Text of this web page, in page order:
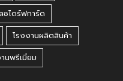
ชไดร์ฟการ์ด
โรงงานผลิตสินค้า
นพรีเมี่ยม